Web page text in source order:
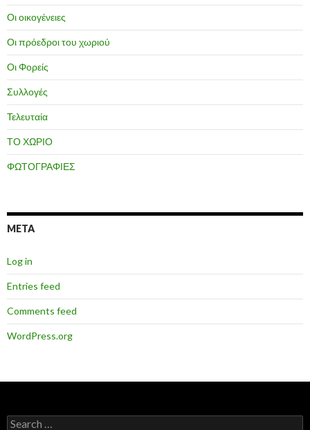
Οι οικογένειες
Οι πρόεδροι του χωριού
Οι Φορείς
Συλλογές
Τελευταία
ΤΟ ΧΩΡΙΟ
ΦΩΤΟΓΡΑΦΙΕΣ
META
Log in
Entries feed
Comments feed
WordPress.org
Search